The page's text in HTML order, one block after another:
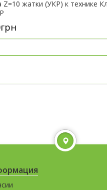
Z=10 жатки (УКР) к технике